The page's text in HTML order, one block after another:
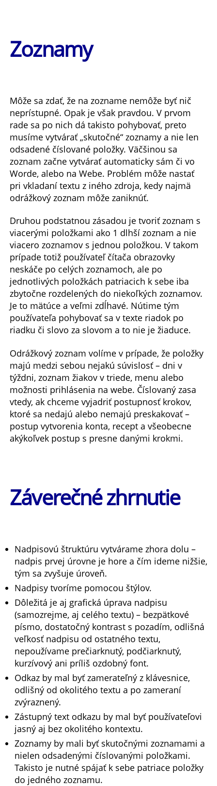
Zoznamy
Môže sa zdať, že na zozname nemôže byť nič
neprístupné. Opak je však pravdou. V prvom
rade sa po nich dá takisto pohybovať, preto
musíme vytvárať „skutočné“ zoznamy a nie len
odsadené číslované položky. Väčšinou sa
zoznam začne vytvárať automaticky sám či vo
Worde, alebo na Webe. Problém môže nastať
pri vkladaní textu z iného zdroja, kedy najmä
odrážkový zoznam môže zaniknúť.
Druhou podstatnou zásadou je tvoriť zoznam s
viacerými položkami ako 1 dlhší zoznam a nie
viacero zoznamov s jednou položkou. V takom
prípade totiž používateľ čítača obrazovky
neskáče po celých zoznamoch, ale po
jednotlivých položkách patriacich k sebe iba
zbytočne rozdelených do niekoľkých zoznamov.
Je to mätúce a veľmi zdĺhavé. Nútime tým
používateľa pohybovať sa v texte riadok po
riadku či slovo za slovom a to nie je žiaduce.
Odrážkový zoznam volíme v prípade, že položky
majú medzi sebou nejakú súvislosť – dni v
týždni, zoznam žiakov v triede, menu alebo
možnosti prihlásenia na webe. Číslovaný zasa
vtedy, ak chceme vyjadriť postupnosť krokov,
ktoré sa nedajú alebo nemajú preskakovať –
postup vytvorenia konta, recept a všeobecne
akýkoľvek postup s presne danými krokmi.
Záverečné zhrnutie
Nadpisovú štruktúru vytvárame zhora dolu –
nadpis prvej úrovne je hore a čím ideme nižšie,
tým sa zvyšuje úroveň.
Nadpisy tvoríme pomocou štýlov.
Dôležitá je aj grafická úprava nadpisu
(samozrejme, aj celého textu) – bezpätkové
písmo, dostatočný kontrast s pozadím, odlišná
veľkosť nadpisu od ostatného textu,
nepoužívame prečiarknutý, podčiarknutý,
kurzívový ani príliš ozdobný font.
Odkaz by mal byť zamerateľný z klávesnice,
odlišný od okolitého textu a po zameraní
zvýraznený.
Zástupný text odkazu by mal byť používateľovi
jasný aj bez okolitého kontextu.
Zoznamy by mali byť skutočnými zoznamami a
nielen odsadenými číslovanými položkami.
Takisto je nutné spájať k sebe patriace položky
do jedného zoznamu.